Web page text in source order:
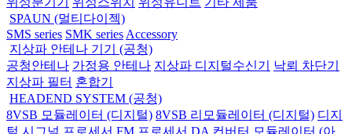
SPAUN (멀티다이젝)
SMS series SMK series Accessory
지상파 안테나 기기 (공청)
공청안테나 가정용 안테나 지상파 디지털수신기
낙뢰 차단기
지상파 필터 혼합기
HEADEND SYSTEM (공청)
8VSB 모듈레이터 (디지털) 8VSB 리모듈레이터 (디지털) 디지
털 시그널 프로세서 FM 프로세서 DA 컨버터 모듈레이터 (아